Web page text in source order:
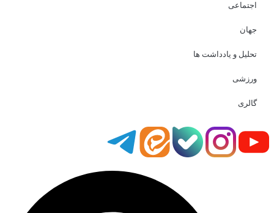
اجتماعی
جهان
تحلیل و یادداشت ها
ورزشی
گالری